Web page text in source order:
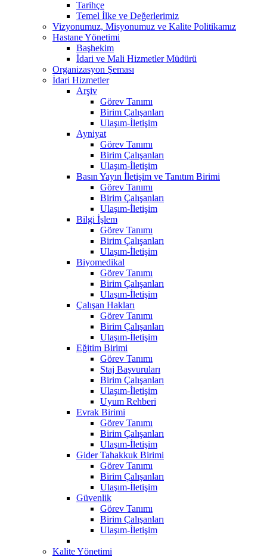
Tarihçe
Temel İlke ve Değerlerimiz
Vizyonumuz, Misyonumuz ve Kalite Politikamız
Hastane Yönetimi
Başhekim
İdari ve Mali Hizmetler Müdürü
Organizasyon Şeması
İdari Hizmetler
Arşiv
Görev Tanımı
Birim Çalışanları
Ulaşım-İletişim
Ayniyat
Görev Tanımı
Birim Çalışanları
Ulaşım-İletişim
Basın Yayın İletişim ve Tanıtım Birimi
Görev Tanımı
Birim Çalışanları
Ulaşım-İletişim
Bilgi İşlem
Görev Tanımı
Birim Çalışanları
Ulaşım-İletişim
Biyomedikal
Görev Tanımı
Birim Çalışanları
Ulaşım-İletişim
Çalışan Hakları
Görev Tanımı
Birim Çalışanları
Ulaşım-İletişim
Eğitim Birimi
Görev Tanımı
Staj Başvuruları
Birim Çalışanları
Ulaşım-İletişim
Uyum Rehberi
Evrak Birimi
Görev Tanımı
Birim Çalışanları
Ulaşım-İletişim
Gider Tahakkuk Birimi
Görev Tanımı
Birim Çalışanları
Ulaşım-İletişim
Güvenlik
Görev Tanımı
Birim Çalışanları
Ulaşım-İletişim
Kalite Yönetimi